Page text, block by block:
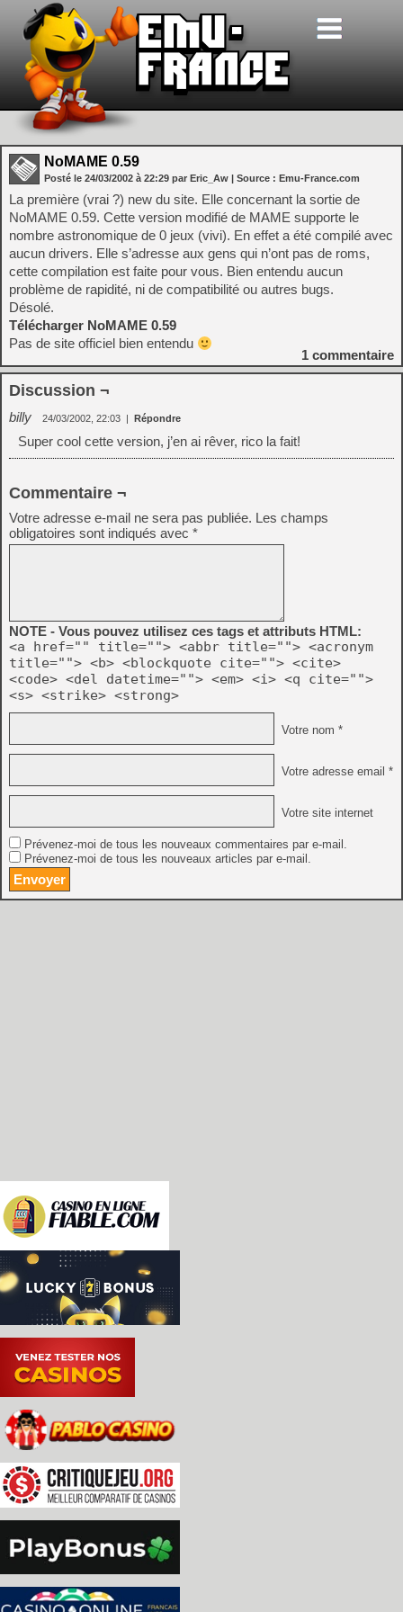
NoMAME 0.59
Posté le 24/03/2002 à 22:29 par Eric_Aw | Source : Emu-France.com
La première (vrai ?) new du site. Elle concernant la sortie de
NoMAME 0.59. Cette version modifié de MAME supporte le
nombre astronomique de 0 jeux (vivi). En effet a été compilé avec
aucun drivers. Elle s’adresse aux gens qui n’ont pas de roms,
cette compilation est faite pour vous. Bien entendu aucun
problème de rapidité, ni de compatibilité ou autres bugs.
Désolé.
Télécharger NoMAME 0.59
Pas de site officiel bien entendu
1 commentaire
Discussion ¬
billy 24/03/2002, 22:03 | Répondre
Super cool cette version, j’en ai rêver, rico la fait!
Commentaire ¬
Votre adresse e-mail ne sera pas publiée. Les champs
obligatoires sont indiqués avec *
NOTE - Vous pouvez utilisez ces tags et attributs HTML:
<a href="" title=""> <abbr title=""> <acronym
title=""> <b> <blockquote cite=""> <cite>
<code> <del datetime=""> <em> <i> <q cite="">
<s> <strike> <strong>
Votre nom *
Votre adresse email *
Votre site internet
Prévenez-moi de tous les nouveaux commentaires par e-mail.
Prévenez-moi de tous les nouveaux articles par e-mail.